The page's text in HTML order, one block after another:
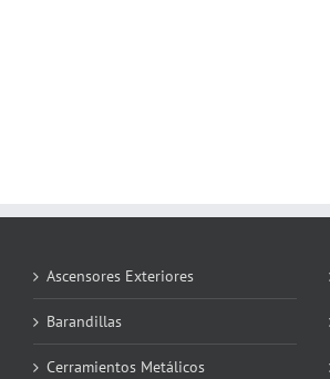
Ascensores Exteriores
Barandillas
Cerramientos Metálicos